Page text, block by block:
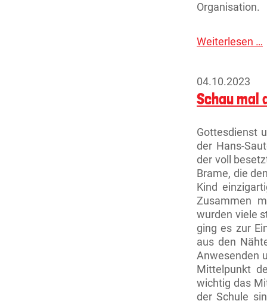
Organisation.
Weiterlesen …
04.10.2023
Schau mal
Gottesdienst
der Hans-
der voll
Brame, die
Kind
Zusammen
wurden viele
ging es zur
aus den
Anwesenden
Mittelpunkt
wichtig das
der Schule